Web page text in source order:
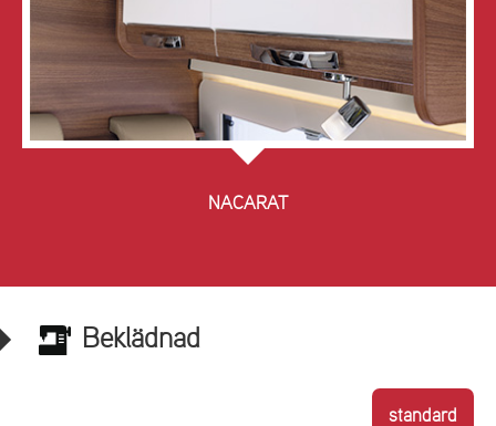
NACARAT
Beklädnad
standard